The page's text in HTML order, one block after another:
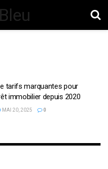
tarifs marquantes pour
immobilier depuis 2020
MAI 20, 2025 0